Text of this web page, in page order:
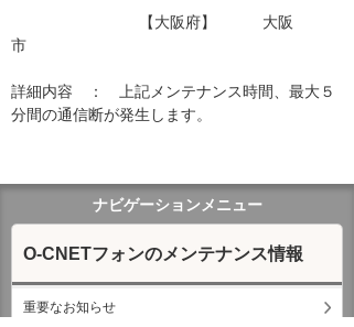
【大阪府】　　　大阪
市
詳細内容　：　上記メンテナンス時間、最大５
分間の通信断が発生します。
ナビゲーションメニュー
O-CNETフォンのメンテナンス情報
重要なお知らせ